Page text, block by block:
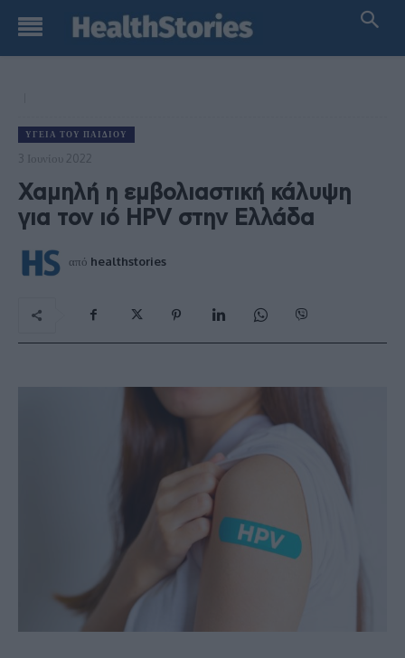
ΥΓΕΊΑ ΤΟΥ ΠΑΙΔΙΟΎ
3 Ιουνίου 2022
Χαμηλή η εμβολιαστική κάλυψη
για τον ιό HPV στην Ελλάδα
από healthstories